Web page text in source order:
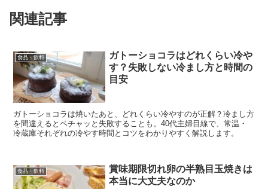
関連記事
食品・飲料
ガトーショコラはどれくらい冷や
す？失敗しない冷まし方と時間の
目安
ガトーショコラは焼いたあと、どれくらい冷やすのが正解？冷まし方
を間違えるとベチャッと失敗することも。40代主婦目線で、常温・
冷蔵庫それぞれの冷やす時間とコツをわかりやすく解説します。
食品・飲料
賞味期限切れ卵の半熟目玉焼きは
本当に大丈夫なのか